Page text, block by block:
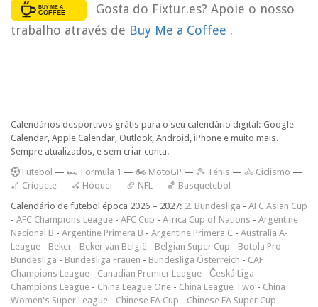
Gosta do Fixtur.es? Apoie o nosso
trabalho através de Buy Me a Coffee .
Calendários desportivos grátis para o seu calendário digital: Google
Calendar, Apple Calendar, Outlook, Android, iPhone e muito mais.
Sempre atualizados, e sem criar conta.
Futebol — 🏎️ Formula 1 — 🏍 MotoGP — 🎾 Ténis — 🚴 Ciclismo —
🏏 Críquete — 🏑 Hóquei — 🏈 NFL — 🏀 Basquetebol
Calendário de futebol época 2026 – 2027: 2. Bundesliga - AFC Asian Cup
- AFC Champions League - AFC Cup - Africa Cup of Nations - Argentine
Nacional B - Argentine Primera B - Argentine Primera C - Australia A-
League - Beker - Beker van België - Belgian Super Cup - Botola Pro -
Bundesliga - Bundesliga Frauen - Bundesliga Österreich - CAF
Champions League - Canadian Premier League - Česká Liga -
Champions League - China League One - China League Two - China
Women's Super League - Chinese FA Cup - Chinese FA Super Cup -